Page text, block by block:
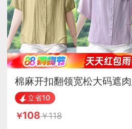
棉麻开扣翻领宽松大码遮
蕾丝口袋紫色
立省10
108 118